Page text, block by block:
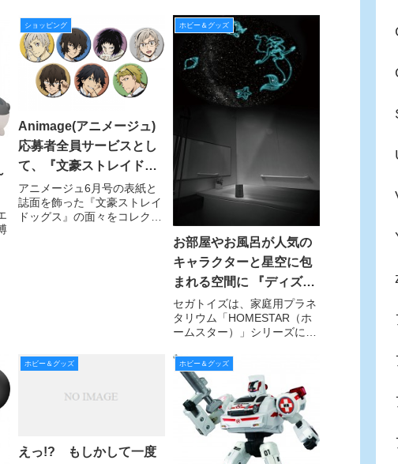
ショッピング
Animage(アニメージュ)
応募者全員サービスとし
て、『文豪ストレイドッ
グス』缶バッジ７個セッ
トを販売！
アニメージュ6月号の表紙と
誌面を飾った『文豪ストレイ
ドッグス』の面々をコレクシ
ホビー＆グッズ
お部屋やお風呂が人気の
キャラクターと星空に包
まれる空間に 『ディズニ
ーキャラクター ホームス
ターアクア』 6月23日発
売
セガトイズは、家庭用プラネ
タリウム「HOMESTAR（ホ
ームスター）」シリーズにお
「ホームスターアクア」より
初のディズニーシリーズ（全
4 種）を 2016 年 6 月 23 日
（木）に発売する。
ホビー＆グッズ
えっ!? もしかして一度
ホビー＆グッズ